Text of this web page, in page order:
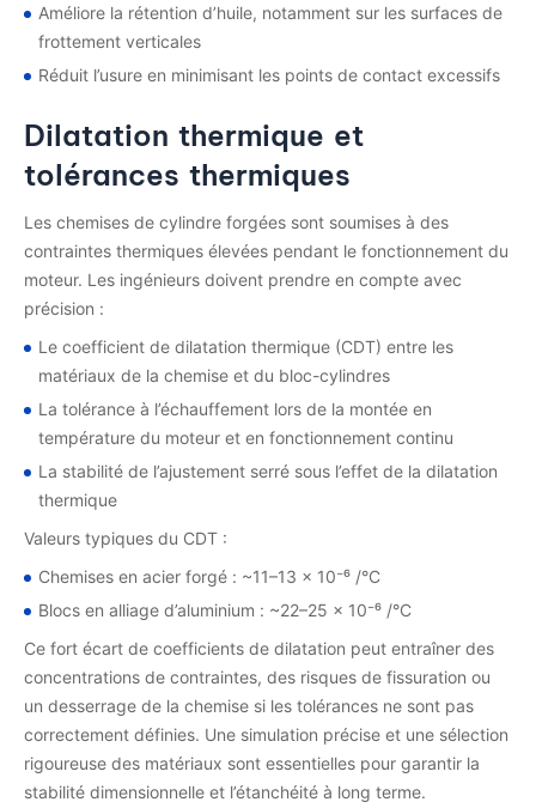
Améliore la rétention d’huile, notamment sur les surfaces de
frottement verticales
Réduit l’usure en minimisant les points de contact excessifs
Dilatation thermique et
tolérances thermiques
Les chemises de cylindre forgées sont soumises à des
contraintes thermiques élevées pendant le fonctionnement du
moteur. Les ingénieurs doivent prendre en compte avec
précision :
Le coefficient de dilatation thermique (CDT) entre les
matériaux de la chemise et du bloc-cylindres
La tolérance à l’échauffement lors de la montée en
température du moteur et en fonctionnement continu
La stabilité de l’ajustement serré sous l’effet de la dilatation
thermique
Valeurs typiques du CDT :
Chemises en acier forgé : ~11–13 × 10⁻⁶ /°C
Blocs en alliage d’aluminium : ~22–25 × 10⁻⁶ /°C
Ce fort écart de coefficients de dilatation peut entraîner des
concentrations de contraintes, des risques de fissuration ou
un desserrage de la chemise si les tolérances ne sont pas
correctement définies. Une simulation précise et une sélection
rigoureuse des matériaux sont essentielles pour garantir la
stabilité dimensionnelle et l’étanchéité à long terme.